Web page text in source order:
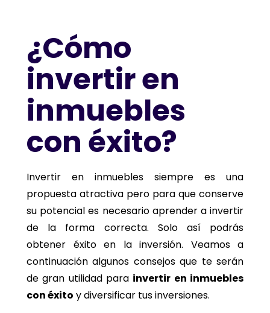
¿Cómo
invertir en
inmuebles
con éxito?
Invertir en inmuebles siempre es una
propuesta atractiva pero para que conserve
su potencial es necesario aprender a invertir
de la forma correcta. Solo así podrás
obtener éxito en la inversión. Veamos a
continuación algunos consejos que te serán
de gran utilidad para invertir en inmuebles
con éxito y diversificar tus inversiones.